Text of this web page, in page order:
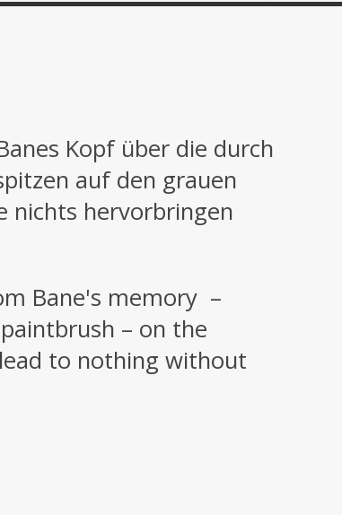
Kopf über die durch
auf den grauen
nichts hervorbringen
Bane's memory –
– on the
to nothing without